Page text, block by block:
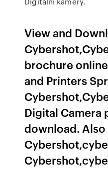
View and
brochure
and Printers
Digital Camera
download.